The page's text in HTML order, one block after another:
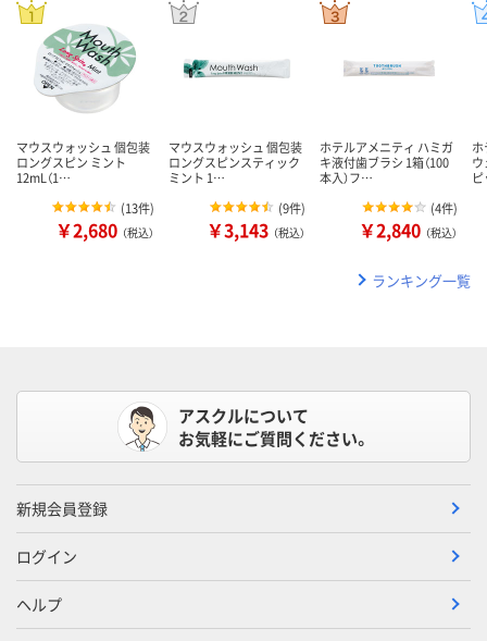
マウスウォッシュ 個包装
ロングスピン ミント
12mL（1…
(13件)
￥2,680 （税込）
マウスウォッシュ 個包装
ロングスピンスティック
ミント 1…
(9件)
￥3,143 （税込）
ホテルアメニティ ハミガ
キ液付歯ブラシ 1箱（100
本入）フ…
(4件)
￥2,840 （税込）
ランキング一覧
アスクルについて
お気軽にご質問ください。
新規会員登録
ログイン
ヘルプ